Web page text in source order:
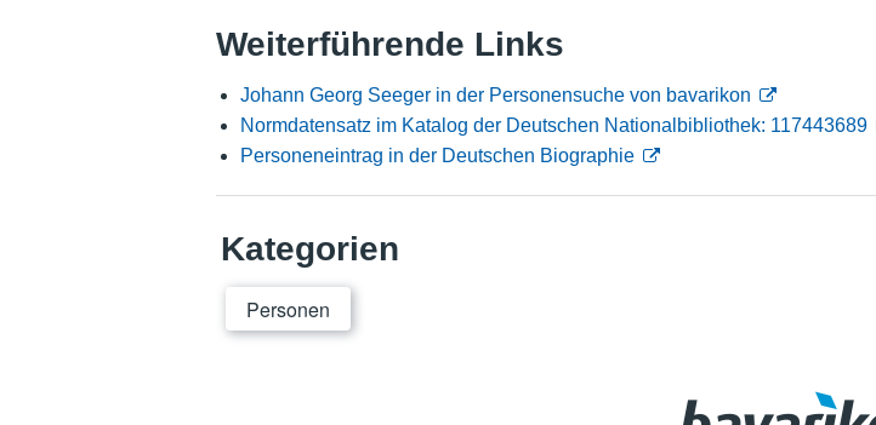
Weiterführende Links
Johann Georg Seeger in der Personensuche von bavarikon
Normdatensatz im Katalog der Deutschen Nationalbibliothek: 117443689
Personeneintrag in der Deutschen Biographie
Kategorien
Personen